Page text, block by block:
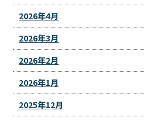
2026年4月
2026年3月
2026年2月
2026年1月
2025年12月